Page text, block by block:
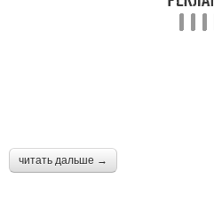
читать дальше →